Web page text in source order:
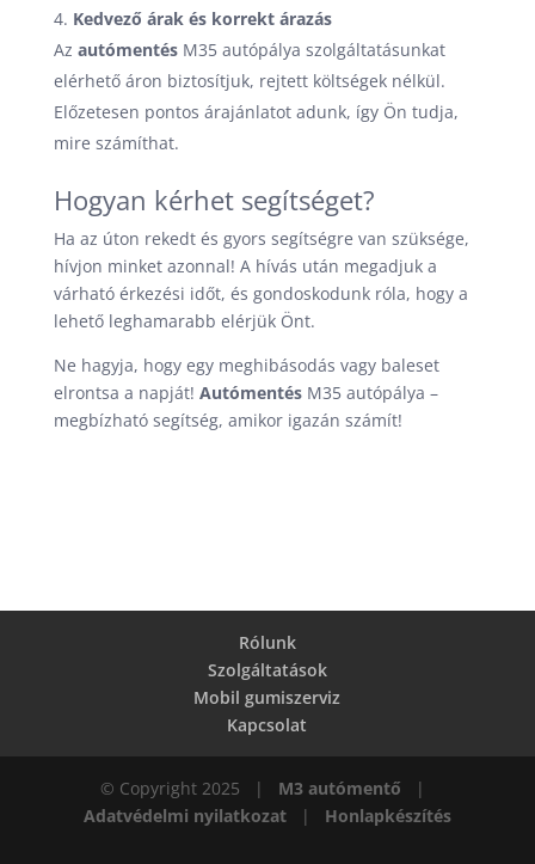
Kedvező árak és korrekt árazás
Az autómentés M35 autópálya szolgáltatásunkat
elérhető áron biztosítjuk, rejtett költségek nélkül.
Előzetesen pontos árajánlatot adunk, így Ön tudja,
mire számíthat.
Hogyan kérhet segítséget?
Ha az úton rekedt és gyors segítségre van szüksége,
hívjon minket azonnal! A hívás után megadjuk a
várható érkezési időt, és gondoskodunk róla, hogy a
lehető leghamarabb elérjük Önt.
Ne hagyja, hogy egy meghibásodás vagy baleset
elrontsa a napját! Autómentés M35 autópálya –
megbízható segítség, amikor igazán számít!
Rólunk
Szolgáltatások
Mobil gumiszerviz
Kapcsolat
© Copyright 2025 | M3 autómentő |
Adatvédelmi nyilatkozat| Honlapkészítés